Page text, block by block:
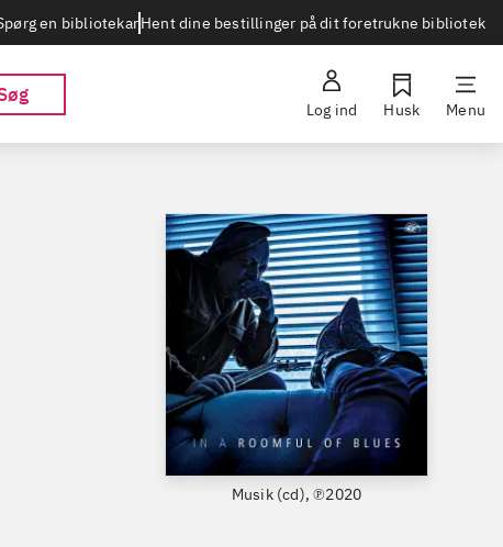
en bibliotekarHent dine bestillinger på dit foretrukne bibliotek
Log ind Husk Menu
Musik (cd), ℗2020